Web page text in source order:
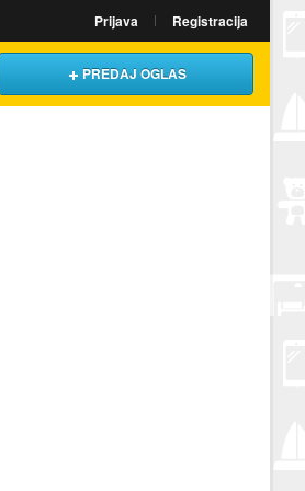
Prijava Registracija
PREDAJ OGLAS